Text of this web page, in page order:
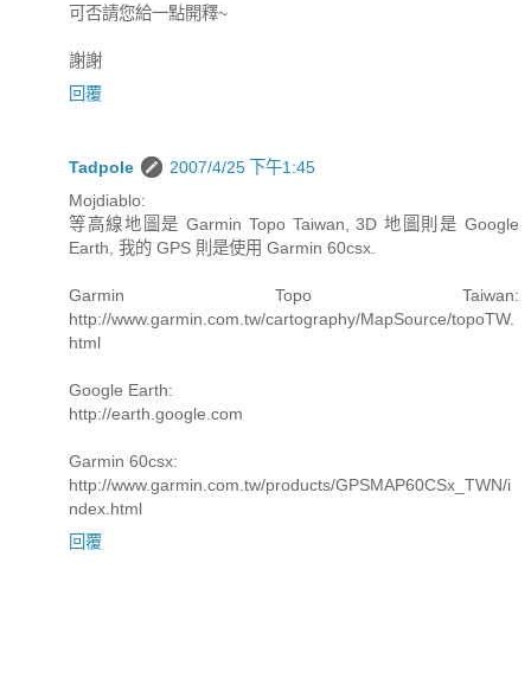
可否請您給一點開釋~
謝謝
回覆
Tadpole
2007/4/25 下午1:45
Mojdiablo:
等高線地圖是 Garmin Topo Taiwan, 3D 地圖則是 Google
Earth, 我的 GPS 則是使用 Garmin 60csx.
Garmin Topo Taiwan:
http://www.garmin.com.tw/cartography/MapSource/topoTW.
html
Google Earth:
http://earth.google.com
Garmin 60csx:
http://www.garmin.com.tw/products/GPSMAP60CSx_TWN/i
ndex.html
回覆